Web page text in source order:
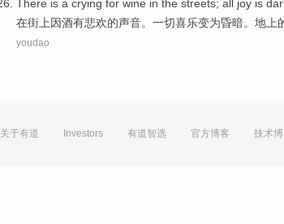
There is a crying for wine in the streets; all joy is
在街上因酒有悲欢的声音。 一切喜乐变为昏暗。地上
youdao
关于有道 Investors 有道智选 官方博客 技术